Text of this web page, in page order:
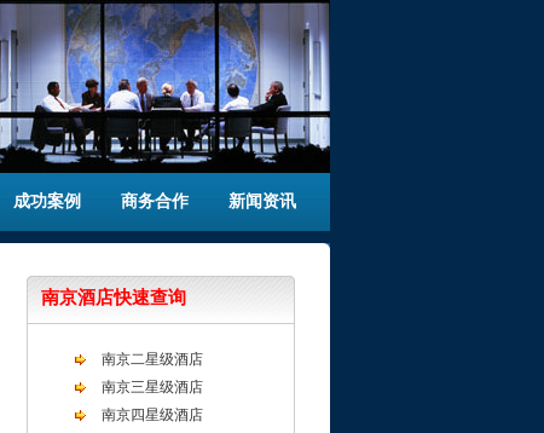
成功案例 商务合作 新闻资讯
南京酒店快速查询
南京二星级酒店
南京三星级酒店
南京四星级酒店